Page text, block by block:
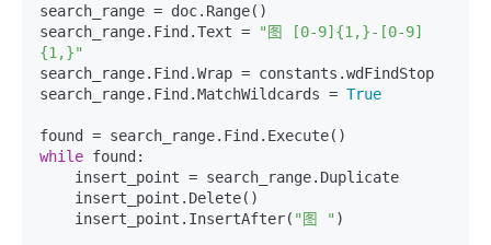
search_range = doc.Range()
search_range.Find.Text =
"图 [0-9]{1,}-[0-9]
{1,}"
search_range.Find.Wrap = constants.wdFindStop
search_range.Find.MatchWildcards = True
while found:
    insert_point.InsertAfter(
"图 " )